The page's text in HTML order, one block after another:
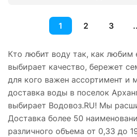
1 2 3
Кто любит воду так, как любим
выбирает качество, бережет
для кого важен ассортимент и
доставка воды в поселок
выбирает Водовоз.RU! Мы
Доставка более 50
различного объема от 0,33 до